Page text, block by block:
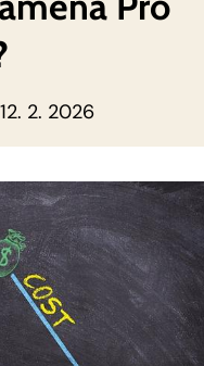
12. 2. 2026